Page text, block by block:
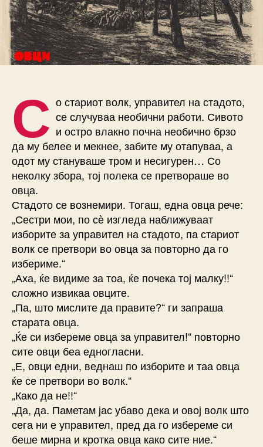
С о стариот волк, управител на стадото,
се случуваа необични работи. Сивото
и остро влакно почна необично брзо
да му белее и мекнее, забите му отапуваа, а
одот му стануваше тром и несигурен… Со
неколку збора, тој полека се претвораше во
овца.
Стадото се вознемири. Тогаш, една овца рече:
„Сестри мои, по сѐ изгледа наближуваат
изборите за управител на стадото, па стариот
волк се претвори во овца за повторно да го
избериме.“
„Аха, ќе видиме за тоа, ќе почека тој малку!!“
сложно извикаа овците.
„Па, што мислите да правите?“ ги запраша
старата овца.
„Ќе си избереме овца за управител!“ повторно
сите овци беа едногласни.
„Е, овци едни, веднаш по изборите и таа овца
ќе се претвори во волк.“
„Како да не!!“
„Да, да. Паметам јас убаво дека и овој волк што
сега ни е управител, пред да го избереме си
беше мирна и кротка овца како сите ние.“